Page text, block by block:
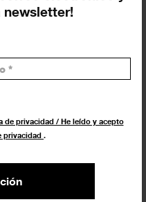
newsletter!
privacidad / He leído y acepto
privacidad .
la
con la